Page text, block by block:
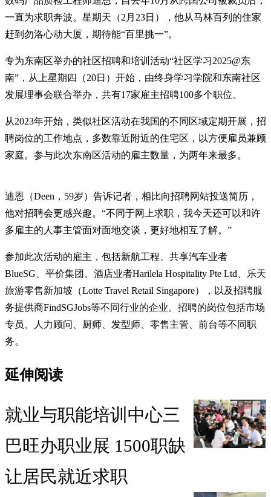
一直为求职奔波。星期天（2月23日），他从马林百列的住家
赶到勿洛心动大厦，期待能“百里挑一”。
专为东南区举办的社区招聘和培训活动“社区学习2025@东
南”，从上星期四（20日）开始，由终身学习学院和东南社区
发展理事会联合举办，共有17家雇主招聘100多个职位。
从2023年开始，类似社区活动在我国的不同区域定期开展，招
聘岗位的工作地点，多数靠近附近的住宅区，以方便雇员兼顾
家庭。参与此次东南区活动的雇主数量，为两年来最多。
迪恩（Deen，59岁）告诉记者，相比向招聘网站投送简历，
他对招聘会更感兴趣。“不同于网上求职，我今天还可以和许
多雇主的人事主管面对面地交谈，更好地相互了解。”
参加此次活动的雇主，包括新航工程、共享汽车业者
BlueSG、平价集团、酒店业者Harilela Hospitality Pte Ltd、乐天
旅游零售新加坡（Lotte Travel Retail Singapore），以及招聘服
务提供商FindSGJobs等不同行业的企业。招聘的岗位包括市场
专员、人力顾问、厨师、发型师、零售主管、前台等不同职
务。
延伸阅读
就业与职能培训中心三
巴旺办职业展 1500职缺
让居民就近求职